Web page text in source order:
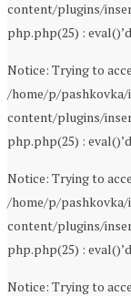
content/plugins/
php.php(25) :
Notice: Trying to
/home/p/
content/plugins/
php.php(25) :
Notice: Trying to
/home/p/
content/plugins/
php.php(25) :
Notice: Trying to